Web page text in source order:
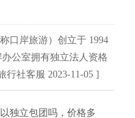
口岸旅游）创立于 1994
公室拥有独立法人资格
行社客服 2023-11-05 ]
独立包团吗，价格多